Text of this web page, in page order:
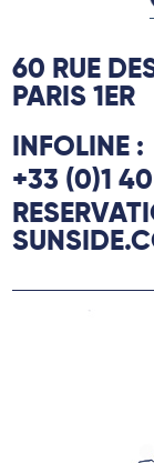
60 RUE
PARIS 1ER
INFOLINE :
+33 (0)1